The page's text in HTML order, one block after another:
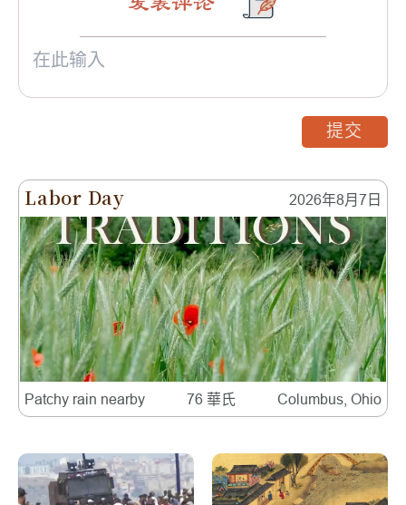
Labor Day 2026年8月7日
Patchy rain nearby 76 華氏 Columbus, Ohio
提交